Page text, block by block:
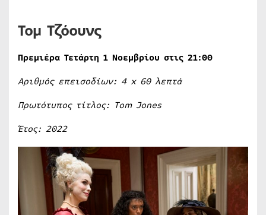
Τομ Τζόουνς
Πρεμιέρα Τετάρτη 1 Νοεμβρίου στις 21:00
Αριθμός επεισοδίων: 4 x60 λεπτά
Πρωτότυπος τίτλος: Tom Jones
Έτος: 2022